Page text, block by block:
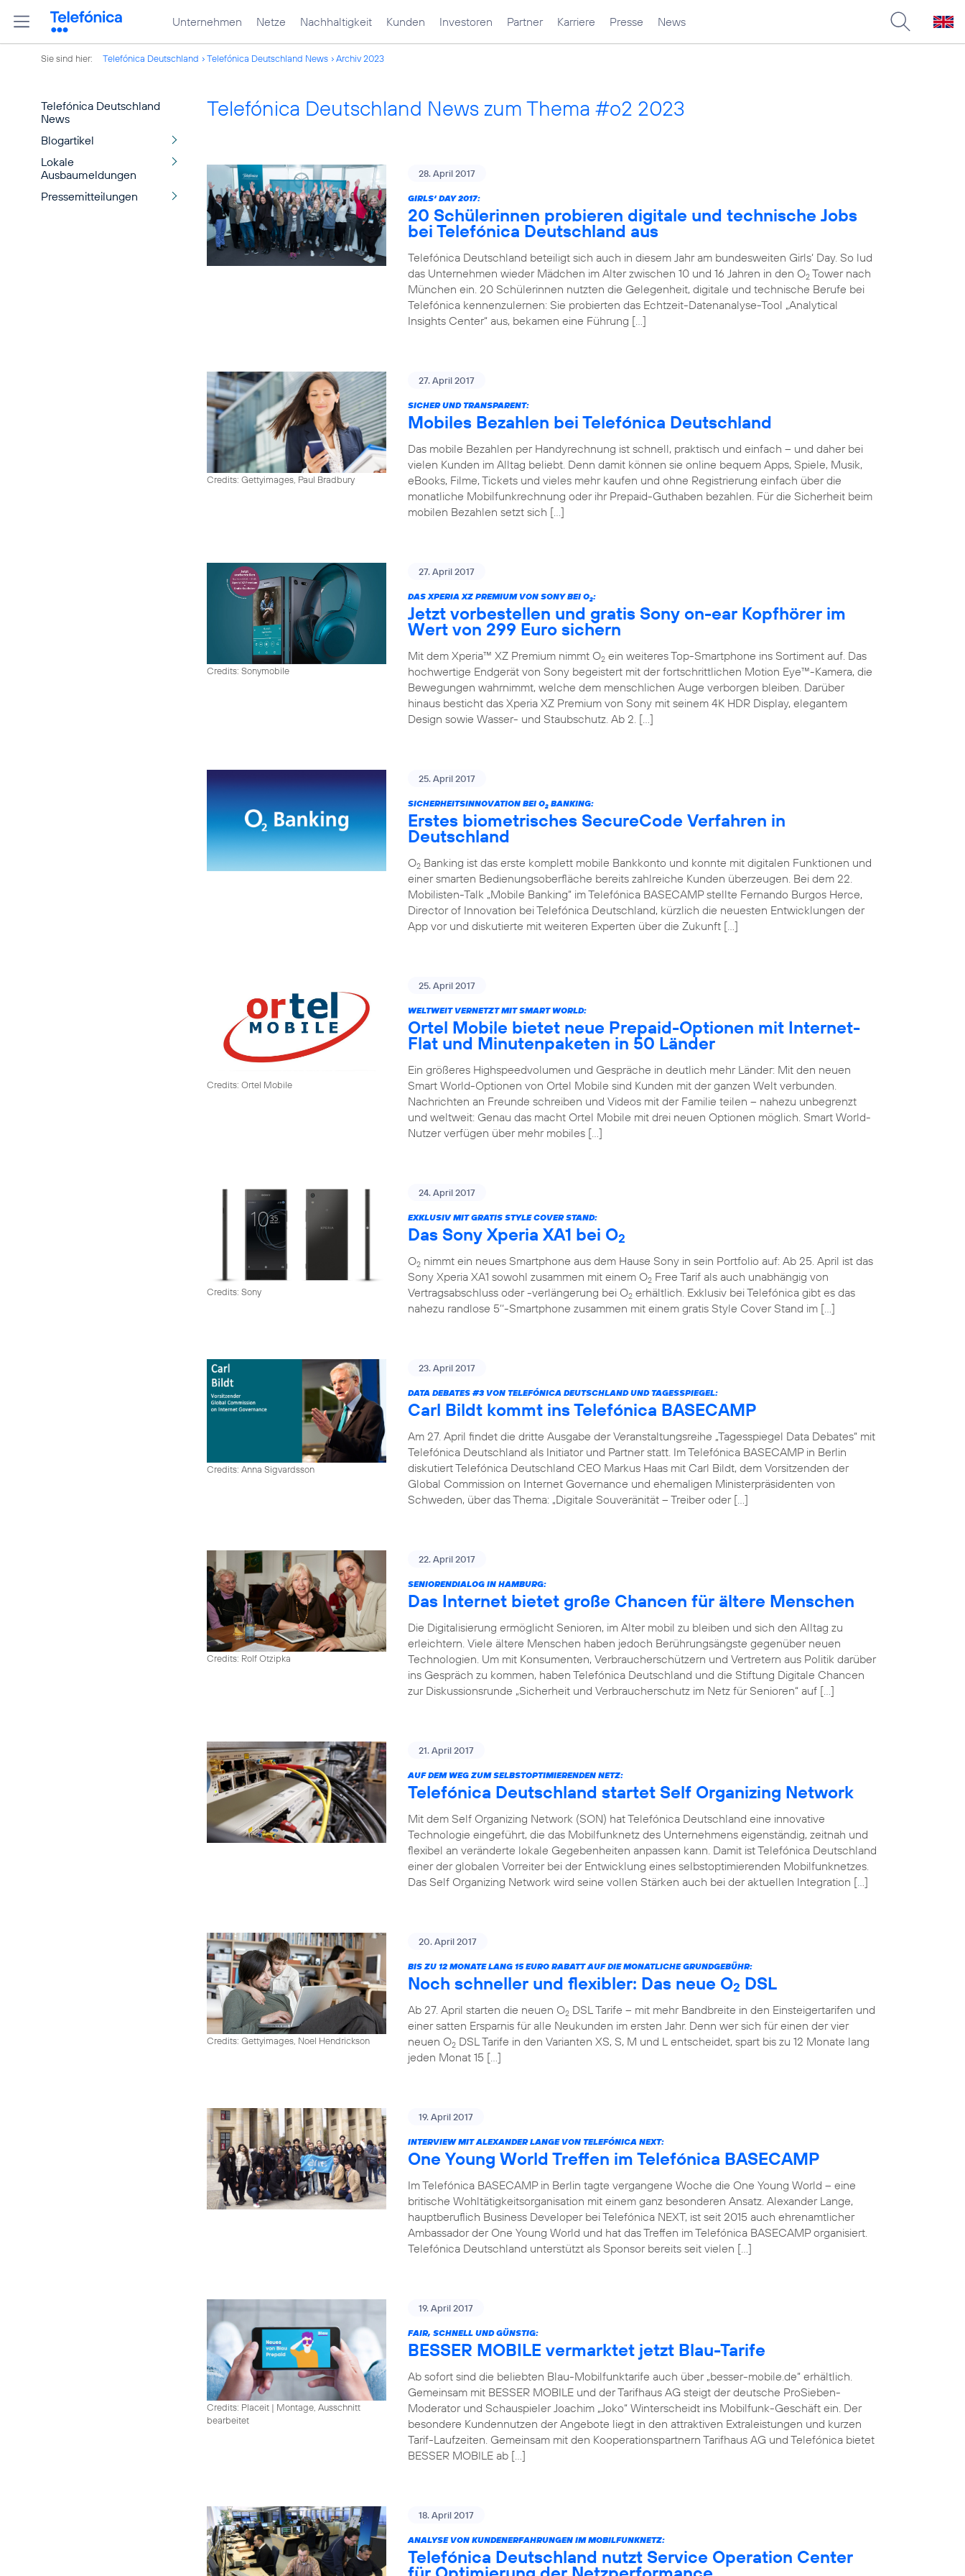
Unternehmen Netze Nachhaltigkeit Kunden Investoren Partner Karriere Presse News
Sie sind hier: Telefónica Deutschland Telefónica Deutschland News Archiv 2023
Telefónica Deutschland
News
Blogartikel
Lokale
Ausbaumeldungen
Pressemitteilungen
Telefónica Deutschland News zum Thema #o2 2023
28. April 2017
GIRLS‘ DAY 2017:
20 Schülerinnen probieren digitale und technische Jobs
bei Telefónica Deutschland aus
Telefónica Deutschland beteiligt sich auch in diesem Jahr am bundesweiten Girls‘ Day. So lud
das Unternehmen wieder Mädchen im Alter zwischen 10 und 16 Jahren in den O2 Tower nach
München ein. 20 Schülerinnen nutzten die Gelegenheit, digitale und technische Berufe bei
Telefónica kennenzulernen: Sie probierten das Echtzeit-Datenanalyse-Tool „Analytical
Insights Center“ aus, bekamen eine Führung […]
Credits: Gettyimages, Paul Bradbury
27. April 2017
SICHER UND TRANSPARENT:
Mobiles Bezahlen bei Telefónica Deutschland
Das mobile Bezahlen per Handyrechnung ist schnell, praktisch und einfach – und daher bei
vielen Kunden im Alltag beliebt. Denn damit können sie online bequem Apps, Spiele, Musik,
eBooks, Filme, Tickets und vieles mehr kaufen und ohne Registrierung einfach über die
monatliche Mobilfunkrechnung oder ihr Prepaid-Guthaben bezahlen. Für die Sicherheit beim
mobilen Bezahlen setzt sich […]
Credits: Sonymobile
27. April 2017
DAS XPERIA XZ PREMIUM VON SONY BEI O2:
Jetzt vorbestellen und gratis Sony on-ear Kopfhörer im
Wert von 299 Euro sichern
Mit dem Xperia™ XZ Premium nimmt O2 ein weiteres Top-Smartphone ins Sortiment auf. Das
hochwertige Endgerät von Sony begeistert mit der fortschrittlichen Motion Eye™-Kamera, die
Bewegungen wahrnimmt, welche dem menschlichen Auge verborgen bleiben. Darüber
hinaus besticht das Xperia XZ Premium von Sony mit seinem 4K HDR Display, elegantem
Design sowie Wasser- und Staubschutz. Ab 2. […]
25. April 2017
SICHERHEITSINNOVATION BEI O2 BANKING:
Erstes biometrisches SecureCode Verfahren in
Deutschland
O2 Banking ist das erste komplett mobile Bankkonto und konnte mit digitalen Funktionen und
einer smarten Bedienungsoberfläche bereits zahlreiche Kunden überzeugen. Bei dem 22.
Mobilisten-Talk „Mobile Banking“ im Telefónica BASECAMP stellte Fernando Burgos Herce,
Director of Innovation bei Telefónica Deutschland, kürzlich die neuesten Entwicklungen der
App vor und diskutierte mit weiteren Experten über die Zukunft […]
Credits: Ortel Mobile
25. April 2017
WELTWEIT VERNETZT MIT SMART WORLD:
Ortel Mobile bietet neue Prepaid-Optionen mit Internet-
Flat und Minutenpaketen in 50 Länder
Ein größeres Highspeedvolumen und Gespräche in deutlich mehr Länder: Mit den neuen
Smart World-Optionen von Ortel Mobile sind Kunden mit der ganzen Welt verbunden.
Nachrichten an Freunde schreiben und Videos mit der Familie teilen – nahezu unbegrenzt
und weltweit: Genau das macht Ortel Mobile mit drei neuen Optionen möglich. Smart World-
Nutzer verfügen über mehr mobiles […]
Credits: Sony
24. April 2017
EXKLUSIV MIT GRATIS STYLE COVER STAND:
Das Sony Xperia XA1 bei O2
O2 nimmt ein neues Smartphone aus dem Hause Sony in sein Portfolio auf: Ab 25. April ist das
Sony Xperia XA1 sowohl zusammen mit einem O2 Free Tarif als auch unabhängig von
Vertragsabschluss oder -verlängerung bei O2 erhältlich. Exklusiv bei Telefónica gibt es das
nahezu randlose 5‘‘-Smartphone zusammen mit einem gratis Style Cover Stand im […]
Credits: Anna Sigvardsson
23. April 2017
DATA DEBATES #3VON TELEFÓNICA DEUTSCHLAND UND TAGESSPIEGEL:
Carl Bildt kommt ins Telefónica BASECAMP
Am 27. April findet die dritte Ausgabe der Veranstaltungsreihe „Tagesspiegel Data Debates“ mit
Telefónica Deutschland als Initiator und Partner statt. Im Telefónica BASECAMP in Berlin
diskutiert Telefónica Deutschland CEO Markus Haas mit Carl Bildt, dem Vorsitzenden der
Global Commission on Internet Governance und ehemaligen Ministerpräsidenten von
Schweden, über das Thema: „Digitale Souveränität – Treiber oder […]
Credits: Rolf Otzipka
22. April 2017
SENIORENDIALOG IN HAMBURG:
Das Internet bietet große Chancen für ältere Menschen
Die Digitalisierung ermöglicht Senioren, im Alter mobil zu bleiben und sich den Alltag zu
erleichtern. Viele ältere Menschen haben jedoch Berührungsängste gegenüber neuen
Technologien. Um mit Konsumenten, Verbraucherschützern und Vertretern aus Politik darüber
ins Gespräch zu kommen, haben Telefónica Deutschland und die Stiftung Digitale Chancen
zur Diskussionsrunde „Sicherheit und Verbraucherschutz im Netz für Senioren“ auf […]
21. April 2017
AUF DEM WEG ZUM SELBSTOPTIMIERENDEN NETZ:
Telefónica Deutschland startet Self Organizing Network
Mit dem Self Organizing Network (SON) hat Telefónica Deutschland eine innovative
Technologie eingeführt, die das Mobilfunknetz des Unternehmens eigenständig, zeitnah und
flexibel an veränderte lokale Gegebenheiten anpassen kann. Damit ist Telefónica Deutschland
einer der globalen Vorreiter bei der Entwicklung eines selbstoptimierenden Mobilfunknetzes.
Das Self Organizing Network wird seine vollen Stärken auch bei der aktuellen Integration […]
Credits: Gettyimages, Noel Hendrickson
20. April 2017
BIS ZU 12 MONATE LANG 15 EURO RABATT AUF DIE MONATLICHE GRUNDGEBÜHR:
Noch schneller und flexibler: Das neue O2 DSL
Ab 27. April starten die neuen O2 DSL Tarife – mit mehr Bandbreite in den Einsteigertarifen und
einer satten Ersparnis für alle Neukunden im ersten Jahr. Denn wer sich für einen der vier
neuen O2 DSL Tarife in den Varianten XS, S, M und L entscheidet, spart bis zu 12 Monate lang
jeden Monat 15 […]
19. April 2017
INTERVIEW MIT ALEXANDER LANGE VON TELEFÓNICA NEXT:
One Young World Treffen im Telefónica BASECAMP
Im Telefónica BASECAMP in Berlin tagte vergangene Woche die One Young World – eine
britische Wohltätigkeitsorganisation mit einem ganz besonderen Ansatz. Alexander Lange,
hauptberuflich Business Developer bei Telefónica NEXT, ist seit 2015 auch ehrenamtlicher
Ambassador der One Young World und hat das Treffen im Telefónica BASECAMP organisiert.
Telefónica Deutschland unterstützt als Sponsor bereits seit vielen […]
Credits: Placeit | Montage, Ausschnitt
bearbeitet
19. April 2017
FAIR, SCHNELL UND GÜNSTIG:
BESSER MOBILE vermarktet jetzt Blau-Tarife
Ab sofort sind die beliebten Blau-Mobilfunktarife auch über „besser-mobile.de“ erhältlich.
Gemeinsam mit BESSER MOBILE und der Tarifhaus AG steigt der deutsche ProSieben-
Moderator und Schauspieler Joachim „Joko“ Winterscheidt ins Mobilfunk-Geschäft ein. Der
besondere Kundennutzen der Angebote liegt in den attraktiven Extraleistungen und kurzen
Tarif-Laufzeiten. Gemeinsam mit den Kooperationspartnern Tarifhaus AG und Telefónica bietet
BESSER MOBILE ab […]
18. April 2017
ANALYSE VON KUNDENERFAHRUNGEN IM MOBILFUNKNETZ:
Telefónica Deutschland nutzt Service Operation Center